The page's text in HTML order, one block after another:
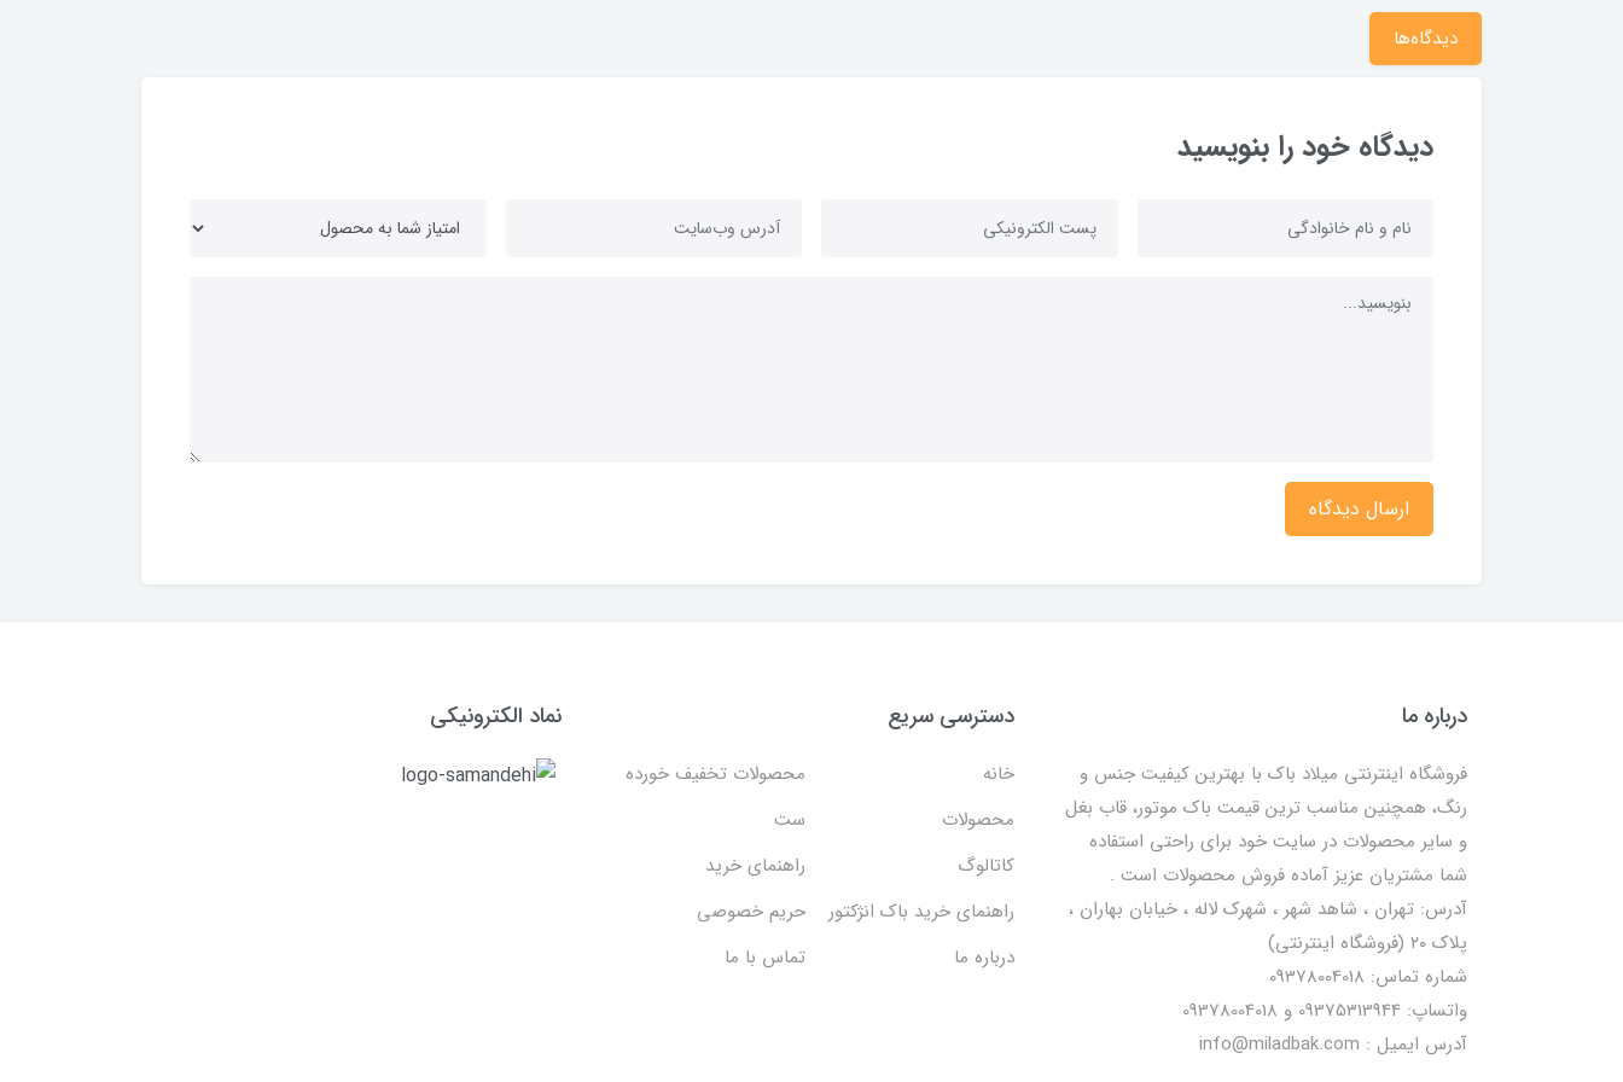
دیدگاه‌ها
دیدگاه خود را بنویسید
ارسال دیدگاه
درباره ما
فروشگاه اینترنتی میلاد باک با بهترین کیفیت جنس و
رنگ، همچنین مناسب ترین قیمت باک موتور، قاب بغل
و سایر محصولات در سایت خود برای راحتی استفاده
شما مشتریان عزیز آماده فروش محصولات است .
آدرس: تهران ، شاهد شهر ، شهرک لاله ، خیابان بهاران ،
پلاک ۲۰ (فروشگاه اینترنتی)
شماره تماس: 09378004018
واتساپ: 09375313944 و 09378004018
آدرس ایمیل : info@miladbak.com
دسترسی سریع
خانه
محصولات تخفیف خورده
محصولات
ست
کاتالوگ
راهنمای خرید
راهنمای خرید باک انژکتور
حریم خصوصی
درباره ما
تماس با ما
نماد الکترونیکی